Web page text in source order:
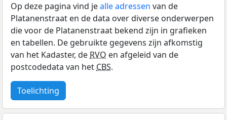
Op deze pagina vind jealle adressen van de
Platanenstraat en de data over diverse onderwerpen
die voor de Platanenstraat bekend zijn in grafieken
en tabellen. De gebruikte gegevens zijn afkomstig
van het Kadaster, deRVO en afgeleid van de
postcodedata van hetCBS.
Toelichting